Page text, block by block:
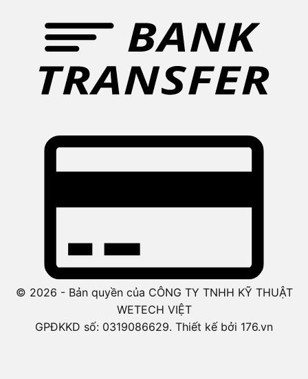
© 2026 - Bản quyền của CÔNG TY TNHH KỸ THUẬT
WETECH VIỆT
GPĐKKD số: 0319086629. Thiết kế bởi 176.vn